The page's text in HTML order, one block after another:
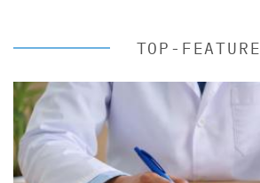
TOP-FEATURE